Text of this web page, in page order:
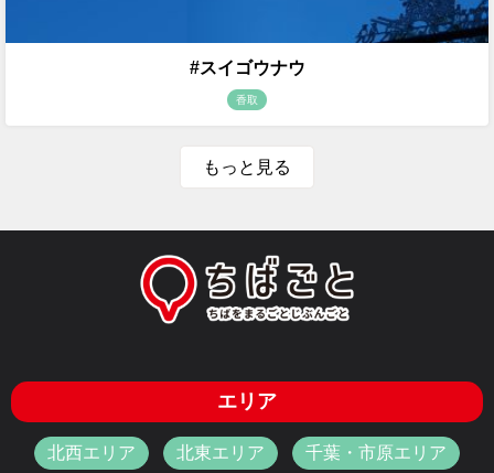
#スイゴウナウ
香取
もっと見る
エリア
北西エリア 北東エリア 千葉・市原エリア